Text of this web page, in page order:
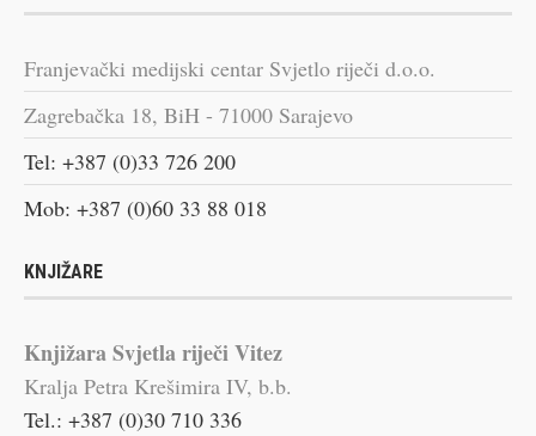
Franjevački medijski centar Svjetlo riječi d.o.o.
Zagrebačka 18, BiH - 71000 Sarajevo
Tel: +387 (0)33 726 200
Mob: +387 (0)60 33 88 018
KNJIŽARE
Knjižara Svjetla riječi Vitez
Kralja Petra Krešimira IV, b.b.
Tel.: +387 (0)30 710 336